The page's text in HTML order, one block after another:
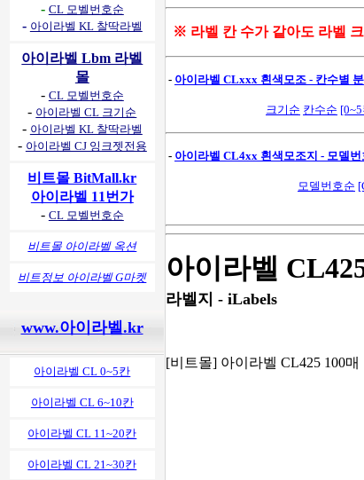
- CL 모벨번호순
- 아이라벨 KL 찰딱라벨
아이라벨 Lbm 라벨
몰
- CL 모벨번호순
- 아이라벨 CL 크기순
- 아이라벨 KL 찰딱라벨
- 아이라벨 CJ 잉크젯전용
비트몰 BitMall.kr
아이라벨 11번가
- CL 모벨번호순
비트몰 아이라벨 옥션
비트정보 아이라벨 G마켓
www.아이라벨.kr
아이라벨 CL 0~5칸
아이라벨 CL 6~10칸
아이라벨 CL 11~20칸
아이라벨 CL 21~30칸
※ 라벨 칸 수가 같아도 라벨
- 아이라벨 CLxxx 흰색모조 - 칸수별
크기순 칸수순
- 아이라벨 CL4xx 흰색모조지 - 모델
모델번호순
아이라벨
라벨지 - iLabels
[비트몰] 아이라벨 CL425 100